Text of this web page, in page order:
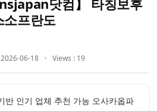
닷컴】 타칭보후
소프란도
06-18 Views : 19
반 인기 업체 추천 가능 오사카옵파